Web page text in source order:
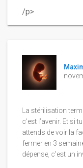
/p>
La stérilisation
c’est l’avenir. Et si
attends de voir la
fermer en 3
dépense, c’est un